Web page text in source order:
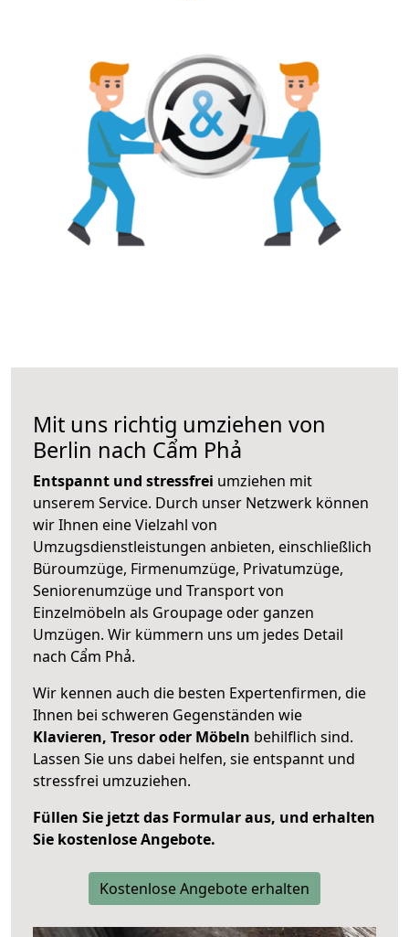
Mit uns richtig umziehen von
Berlin nach Cẩm Phả
Entspannt und stressfrei umziehen mit
unserem Service. Durch unser Netzwerk können
wir Ihnen eine Vielzahl von
Umzugsdienstleistungen anbieten, einschließlich
Büroumzüge, Firmenumzüge, Privatumzüge,
Seniorenumzüge und Transport von
Einzelmöbeln als Groupage oder ganzen
Umzügen. Wir kümmern uns um jedes Detail
nach Cẩm Phả.
Wir kennen auch die besten Expertenfirmen, die
Ihnen bei schweren Gegenständen wie
Klavieren, Tresor oder Möbeln behilflich sind.
Lassen Sie uns dabei helfen, sie entspannt und
stressfrei umzuziehen.
Füllen Sie jetzt das Formular aus, und erhalten
Sie kostenlose Angebote.
Kostenlose Angebote erhalten